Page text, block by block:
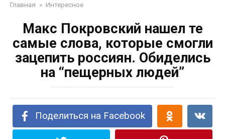
Главная » Интересное
Макс Покровский нашел те
самые слова, которые смогли
зацепить россиян. Обиделись
на “пещерных людей”
Поделиться на Facebook